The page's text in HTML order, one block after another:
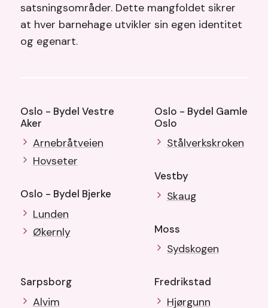
satsningsområder. Dette mangfoldet sikrer
at hver barnehage utvikler sin egen identitet
og egenart.
Oslo - Bydel Vestre
Aker
Arnebråtveien
Hovseter
Oslo - Bydel Bjerke
Lunden
Økernly
Oslo - Bydel Gamle
Oslo
Stålverkskroken
Vestby
Skaug
Moss
Sydskogen
Sarpsborg
Alvim
Fredrikstad
Hjørgunn